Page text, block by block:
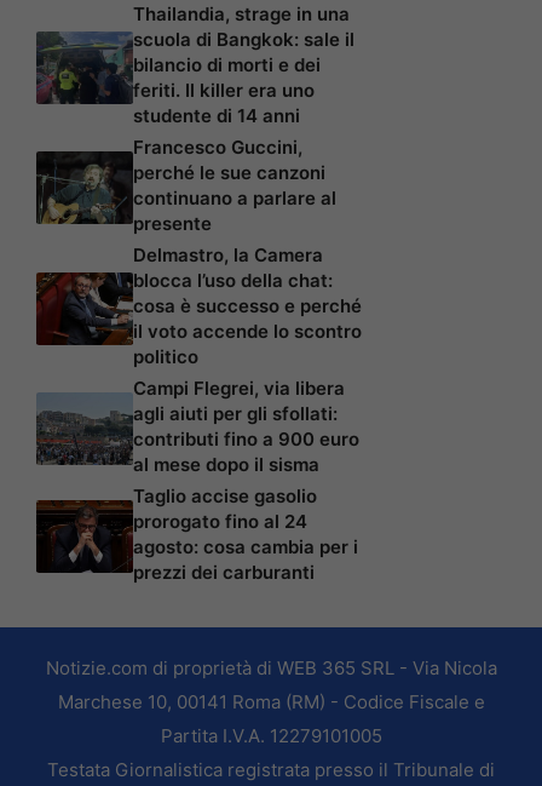
Thailandia, strage in una
scuola di Bangkok: sale il
bilancio di morti e dei
feriti. Il killer era uno
studente di 14 anni
Francesco Guccini,
perché le sue canzoni
continuano a parlare al
presente
Delmastro, la Camera
blocca l’uso della chat:
cosa è successo e perché
il voto accende lo scontro
politico
Campi Flegrei, via libera
agli aiuti per gli sfollati:
contributi fino a 900 euro
al mese dopo il sisma
Taglio accise gasolio
prorogato fino al 24
agosto: cosa cambia per i
prezzi dei carburanti
Notizie.com di proprietà di WEB 365 SRL - Via Nicola
Marchese 10, 00141 Roma (RM) - Codice Fiscale e
Partita I.V.A. 12279101005
Testata Giornalistica registrata presso il Tribunale di